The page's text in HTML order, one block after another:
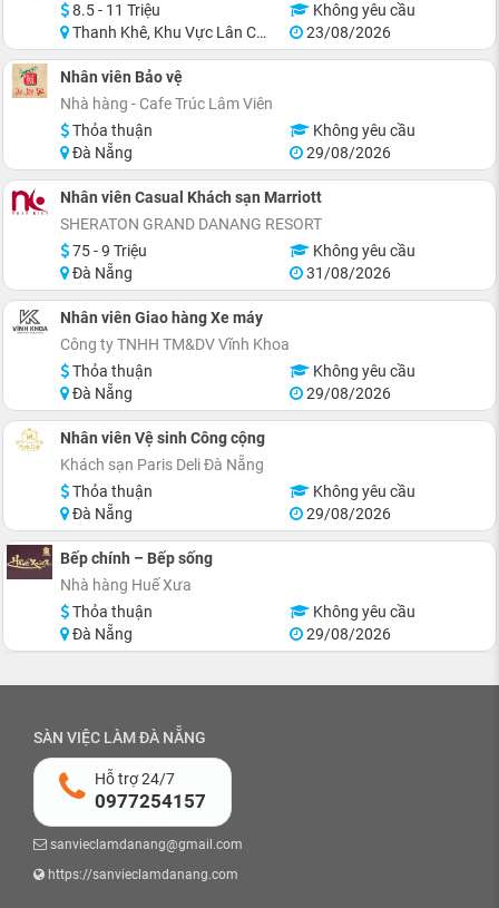
8.5 - 11 Triệu
Không yêu cầu
Thanh Khê, Khu Vực Lân Cận Đà Nẵng
23/08/2026
Nhân viên Bảo vệ
Nhà hàng - Cafe Trúc Lâm Viên
Thỏa thuận
Không yêu cầu
Đà Nẵng
29/08/2026
Nhân viên Casual Khách sạn Marriott
SHERATON GRAND DANANG RESORT
75 - 9 Triệu
Không yêu cầu
Đà Nẵng
31/08/2026
Nhân viên Giao hàng Xe máy
Công ty TNHH TM&DV Vĩnh Khoa
Thỏa thuận
Không yêu cầu
Đà Nẵng
29/08/2026
Nhân viên Vệ sinh Công cộng
Khách sạn Paris Deli Đà Nẵng
Thỏa thuận
Không yêu cầu
Đà Nẵng
29/08/2026
Bếp chính – Bếp sống
Nhà hàng Huế Xưa
Thỏa thuận
Không yêu cầu
Đà Nẵng
29/08/2026
SÀN VIỆC LÀM ĐÀ NẴNG
Hỗ trợ 24/7
0977254157
sanvieclamdanang@gmail.com
https://sanvieclamdanang.com